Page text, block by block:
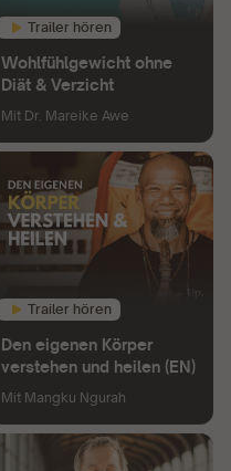
Trailer hören
Wohlfühlgewicht ohne
Diät & Verzicht
Mit Dr. Mareike Awe
Trailer hören
Den eigenen Körper
verstehen und heilen (EN)
Mit Mangku Ngurah